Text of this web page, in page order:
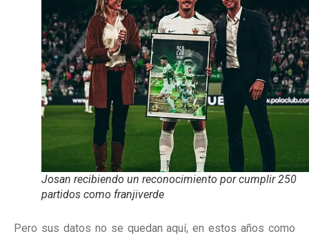
Josan recibiendo un reconocimiento por cumplir 250
partidos como franjiverde
Pero sus datos no se quedan aquí, en estos años como